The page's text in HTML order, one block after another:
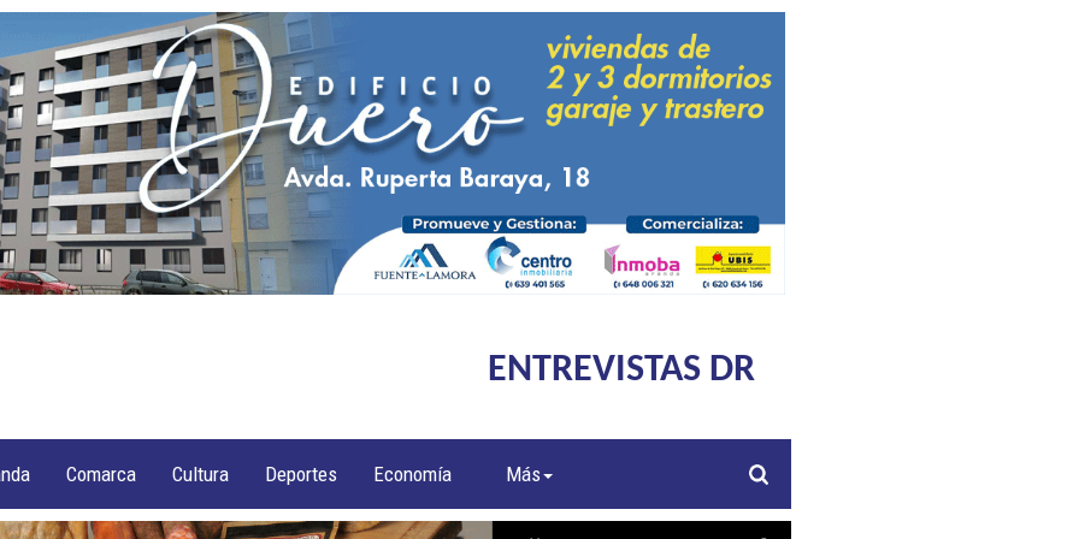
ENTREVISTAS DR
Comarca Cultura Deportes Economía Más